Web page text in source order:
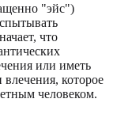
"эйс")
что
или иметь
которое
человеком.